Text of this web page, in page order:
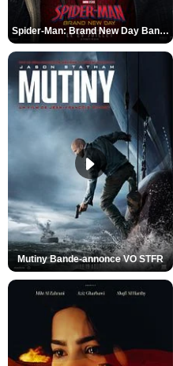
Spider-Man: Brand New Day Bande-annonce VO STFR
Mutiny Bande-annonce VO STFR